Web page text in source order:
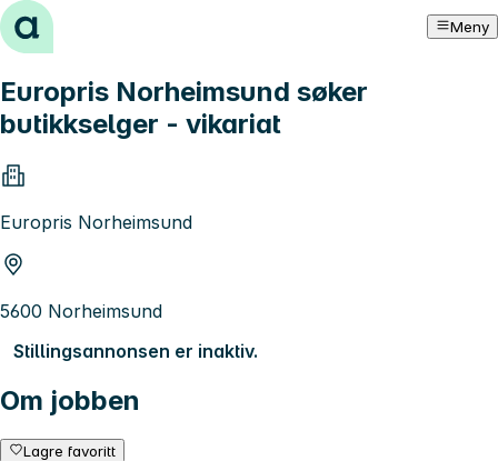
Hopp til innhold Meny
Europris Norheimsund søker
butikkselger - vikariat
Europris Norheimsund
5600 Norheimsund
Stillingsannonsen er inaktiv.
Om jobben
Lagre favoritt